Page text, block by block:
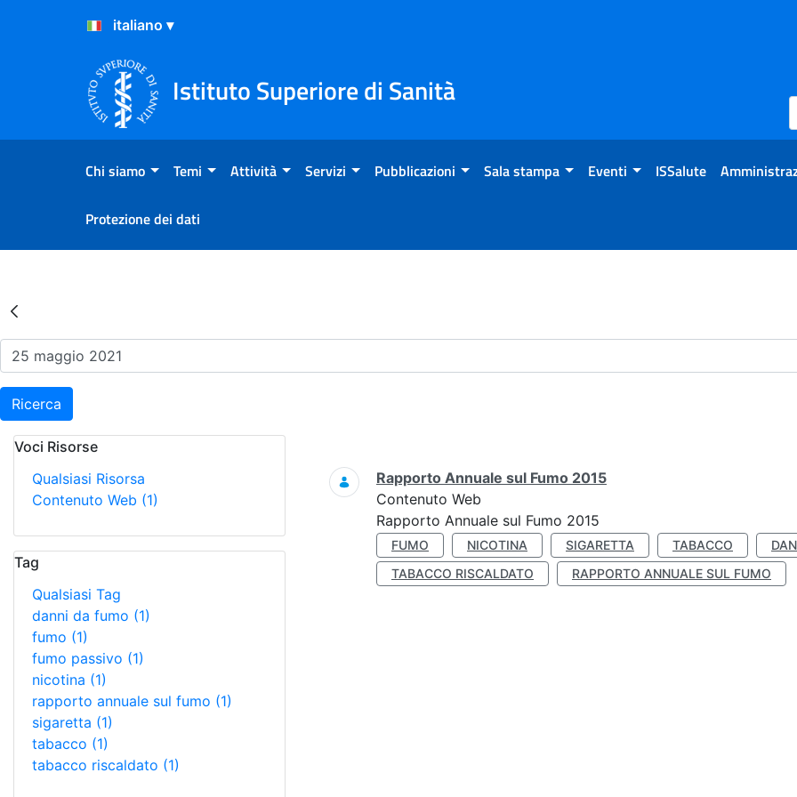
Salta al Contenuto
Salta al Footer
Istituto Superiore di Sanità
Chi siamo Temi Attività Servizi Pubblicazioni Sala stampa Eventi ISSalute
Protezione dei dati
Risultati della Ricerca - Eventi
Ricerca
Voci Risorse
Qualsiasi Risorsa
Contenuto Web (1)
Tag
Qualsiasi Tag
danni da fumo (1)
fumo (1)
fumo passivo (1)
nicotina (1)
rapporto annuale sul fumo (1)
sigaretta (1)
tabacco (1)
tabacco riscaldato (1)
Ricerca
Rapporto Annuale sul Fumo 2015
Contenuto Web
Rapporto Annuale sul Fumo 2015
FUMO NICOTINA SIGARETTA TABACCO
TABACCO RISCALDATO
RAPPORTO ANNUALE SUL FUMO